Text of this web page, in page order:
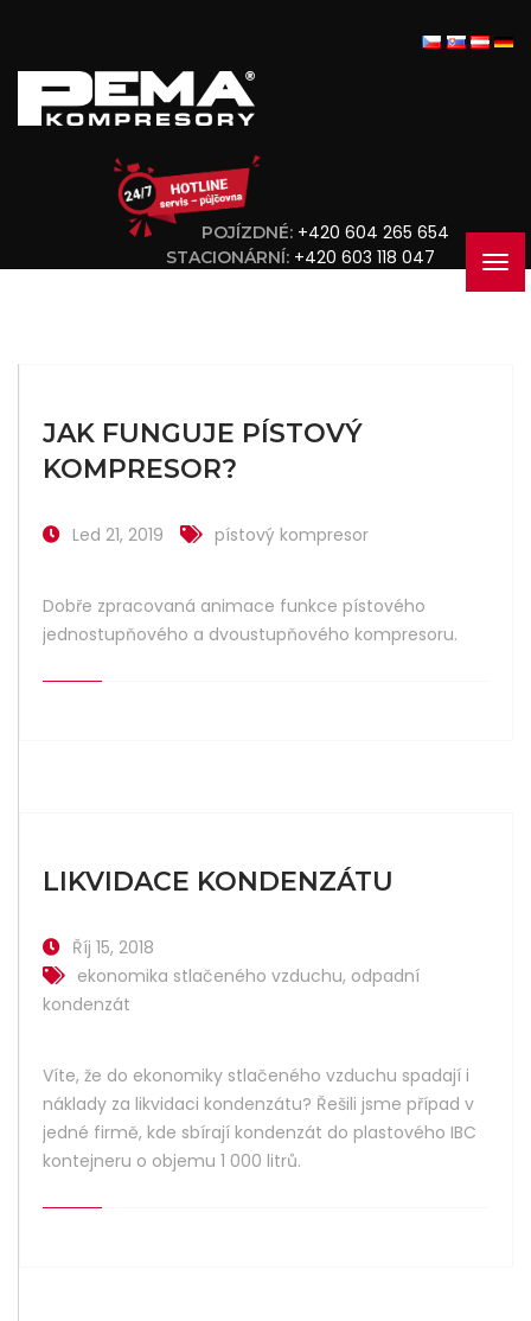
POJÍZDNÉ: +420 604 265 654
STACIONÁRNÍ: +420 603 118 047
JAK FUNGUJE PÍSTOVÝ
KOMPRESOR?
Led 21, 2019 pístový kompresor
Dobře zpracovaná animace funkce pístového
jednostupňového a dvoustupňového kompresoru.
LIKVIDACE KONDENZÁTU
Říj 15, 2018
ekonomika stlačeného vzduchu, odpadní
kondenzát
Víte, že do ekonomiky stlačeného vzduchu spadají i
náklady za likvidaci kondenzátu? Řešili jsme případ v
jedné firmě, kde sbírají kondenzát do plastového IBC
kontejneru o objemu 1 000 litrů.